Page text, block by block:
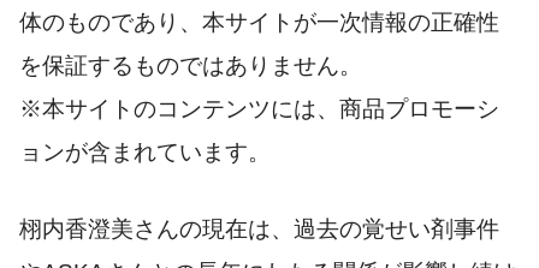
体のものであり、本サイトが一次情報の正確性
を保証するものではありません。
※本サイトのコンテンツには、商品プロモーシ
ョンが含まれています。
栩内香澄美さんの現在は、過去の覚せい剤事件